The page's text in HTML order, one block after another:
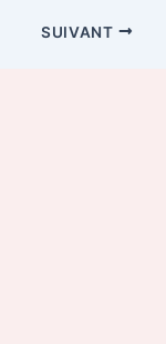
SUIVANT